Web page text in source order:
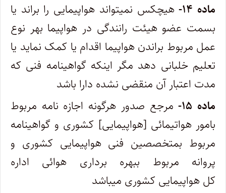
ماده ۱۴-
هیچکس نمیتواند هواپیمایی را براند یا
بسمت عضو هیئت رانندگی در هواپیما بهر نوع
عمل مربوط براندن هواپیما اقدام یا کمک ‌نماید یا
تعلیم خلبانی دهد مگر اینکه گواهینامه فنی که
مدت اعتبار آن منقضی نشده دارا باشد
ماده ۱۵-
مرجع صدور هرگونه اجازه ‌نامه مربوط
بامور هواتیمائی [هواپیمایی] کشوری و گواهینامه
مربوط بمتخصصین فنی هواپیمایی کشوری و
پروانه ‌مربوط ببهره ‌برداری هوائی اداره
کل هواپیمایی کشوری میباشد